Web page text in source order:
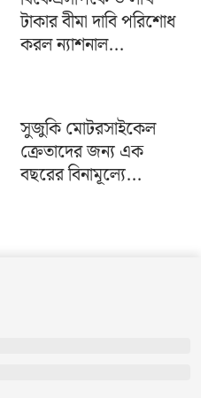
টাকার বীমা দাবি পরিশোধ
করল ন্যাশনাল...
সুজুকি মোটরসাইকেল
ক্রেতাদের জন্য এক
বছরের বিনামূল্যে...